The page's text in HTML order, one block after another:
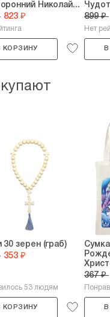
Николай...
823 ₽
КОРЗИНУ
899 ₽
Нет
30 зерен (граб)
353 ₽
53 людям
КОРЗИНУ
367 ₽